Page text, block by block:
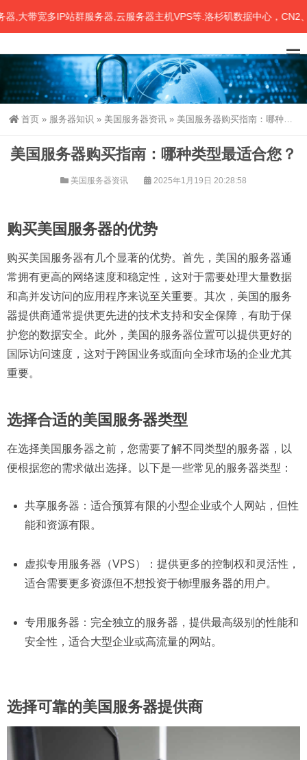
宽多IP站群服务器,云服务器主机VPS等.洛杉矶数据中心，CN2、联
首页 » 服务器知识 » 美国服务器资讯 » 美国服务器购买指南：哪种类型最适合您？
美国服务器购买指南：哪种类型最适合您？
美国服务器资讯 2025年1月19日 20:28:58
购买美国服务器的优势
购买美国服务器有几个显著的优势。首先，美国的服务器通
常拥有更高的网络速度和稳定性，这对于需要处理大量数据
和高并发访问的应用程序来说至关重要。其次，美国的服务
器提供商通常提供更先进的技术支持和安全保障，有助于保
护您的数据安全。此外，美国的服务器位置可以提供更好的
国际访问速度，这对于跨国业务或面向全球市场的企业尤其
重要。
选择合适的美国服务器类型
在选择美国服务器之前，您需要了解不同类型的服务器，以
便根据您的需求做出选择。以下是一些常见的服务器类型：
共享服务器：适合预算有限的小型企业或个人网站，但性
能和资源有限。
虚拟专用服务器（VPS）：提供更多的控制权和灵活性，
适合需要更多资源但不想投资于物理服务器的用户。
专用服务器：完全独立的服务器，提供最高级别的性能和
安全性，适合大型企业或高流量的网站。
选择可靠的美国服务器提供商